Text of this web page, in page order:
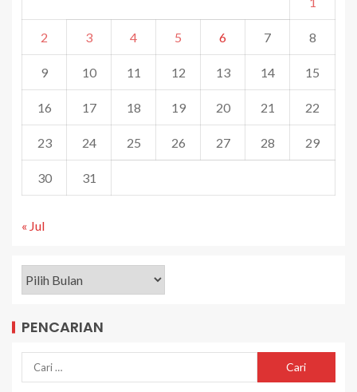
2 3 4 5 6 7 8
9 10 11 12 13 14 15
16 17 18 19 20 21 22
23 24 25 26 27 28 29
30 31
« Jul
PENCARIAN